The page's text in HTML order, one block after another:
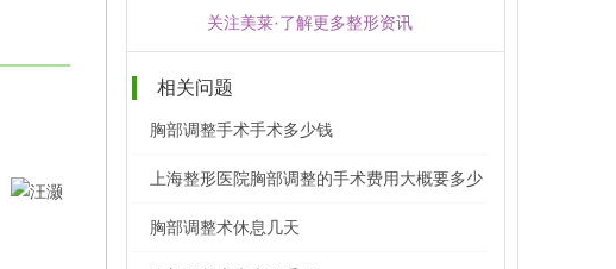
关注美莱·了解更多整形资讯
相关问题
胸部调整手术手术多少钱
上海整形医院胸部调整的手术费用大概要多少
胸部调整术休息几天